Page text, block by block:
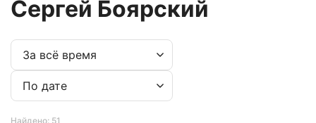
Сергей Боярский
Найдено: 51